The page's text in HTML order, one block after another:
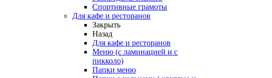
Спортивные грамоты
Для кафе и ресторанов
Закрыть
Назад
Для кафе и ресторанов
Меню (с ламинацией и с
пикколо)
Папки меню